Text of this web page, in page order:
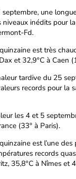
septembre, une
inédits pour la
Fd.
est très
et 32,9°C à Caen
tardive du 25
records pour la
les 4 et 5
(33° à Paris).
est l’une
records
35,8°C à Nîmes et